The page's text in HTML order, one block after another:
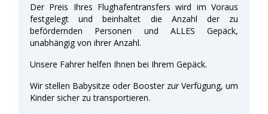
Der Preis Ihres Flughafentransfers wird im Voraus
festgelegt und beinhaltet die Anzahl der zu
befördernden Personen und ALLES Gepäck,
unabhängig von ihrer Anzahl.
Unsere Fahrer helfen Ihnen bei Ihrem Gepäck.
Wir stellen Babysitze oder Booster zur Verfügung, um
Kinder sicher zu transportieren.